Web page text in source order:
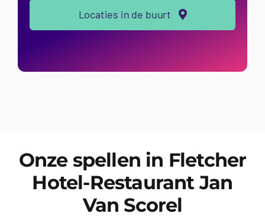
Locaties in de buurt
Onze spellen in Fletcher
Hotel-Restaurant Jan
Van Scorel